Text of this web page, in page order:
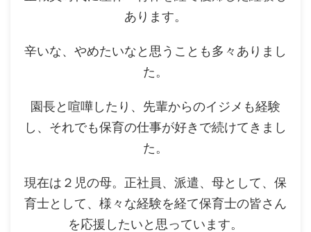
あります。
辛いな、やめたいなと思うことも多々ありまし
た。
園長と喧嘩したり、先輩からのイジメも経験
し、それでも保育の仕事が好きで続けてきまし
た。
現在は２児の母。正社員、派遣、母として、保
育士として、様々な経験を経て保育士の皆さん
を応援したいと思っています。